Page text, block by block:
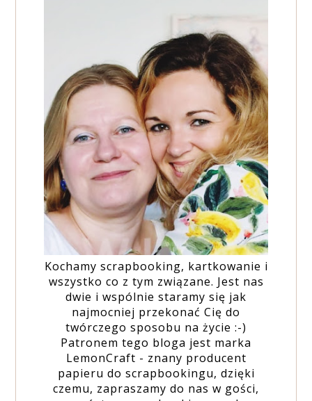
Kochamy scrapbooking, kartkowanie i
wszystko co z tym związane. Jest nas
dwie i wspólnie staramy się jak
najmocniej przekonać Cię do
twórczego sposobu na życie :-)
Patronem tego bloga jest marka
LemonCraft - znany producent
papieru do scrapbookingu, dzięki
czemu, zapraszamy do nas w gości,